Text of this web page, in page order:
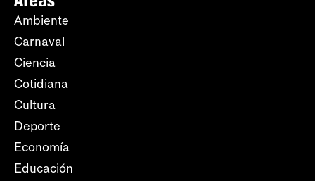
Ambiente
Carnaval
Ciencia
Cotidiana
Cultura
Deporte
Economía
Educación